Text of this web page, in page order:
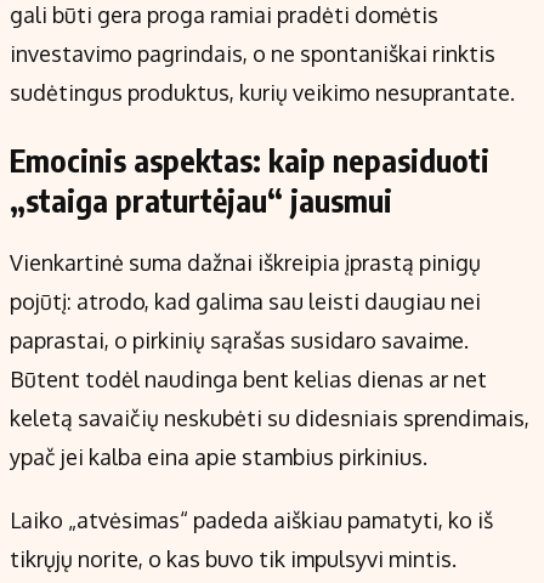
gali būti gera proga ramiai pradėti domėtis
investavimo pagrindais, o ne spontaniškai rinktis
sudėtingus produktus, kurių veikimo nesuprantate.
Emocinis aspektas: kaip nepasiduoti
„staiga praturtėjau“ jausmui
Vienkartinė suma dažnai iškreipia įprastą pinigų
pojūtį: atrodo, kad galima sau leisti daugiau nei
paprastai, o pirkinių sąrašas susidaro savaime.
Būtent todėl naudinga bent kelias dienas ar net
keletą savaičių neskubėti su didesniais sprendimais,
ypač jei kalba eina apie stambius pirkinius.
Laiko „atvėsimas“ padeda aiškiau pamatyti, ko iš
tikrųjų norite, o kas buvo tik impulsyvi mintis.